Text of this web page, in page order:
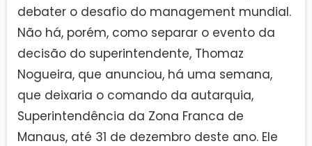
debater o desafio do management mundial.
Não há, porém, como separar o evento da
decisão do superintendente, Thomaz
Nogueira, que anunciou, há uma semana,
que deixaria o comando da autarquia,
Superintendência da Zona Franca de
Manaus, até 31 de dezembro deste ano. Ele